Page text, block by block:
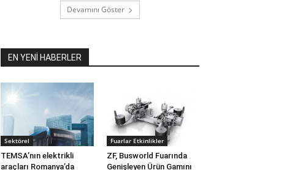
Devamını Göster
EN YENİ HABERLER
Sektörel
TEMSA’nın elektrikli
araçları Romanya’da
Fuarlar Etkinlikler
ZF, Busworld Fuarında
Genişleyen Ürün Gamını